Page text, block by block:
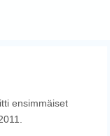
ensimmäiset